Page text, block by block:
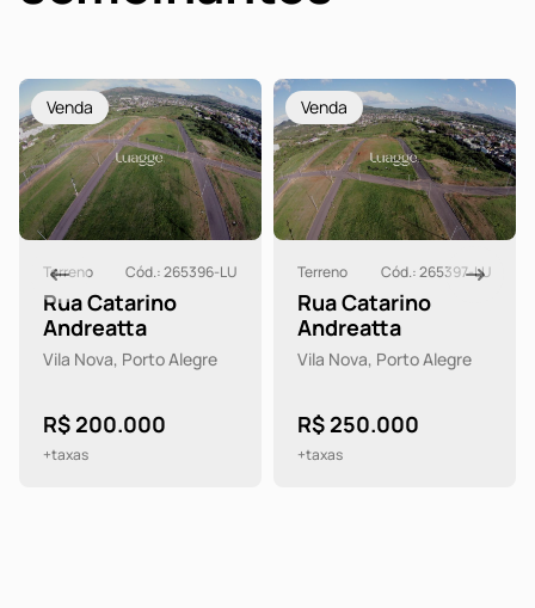
Venda
Terreno Cód.: 265396-LU
Rua Catarino
Andreatta
Vila Nova, Porto Alegre
R$ 200.000
+taxas
Venda
Terreno Cód.: 265397-LU
Rua Catarino
Andreatta
Vila Nova, Porto Alegre
R$ 250.000
+taxas